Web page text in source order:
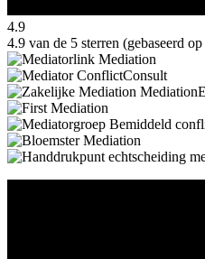
4.9
4.9 van de 5 sterren (gebaseerd op